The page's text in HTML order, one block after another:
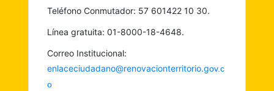
Teléfono Conmutador: 57 601422 10 30.
Línea gratuita: 01-8000-18-4648.
Correo Institucional:
enlaceciudadano@renovacionterritorio.gov.c
o